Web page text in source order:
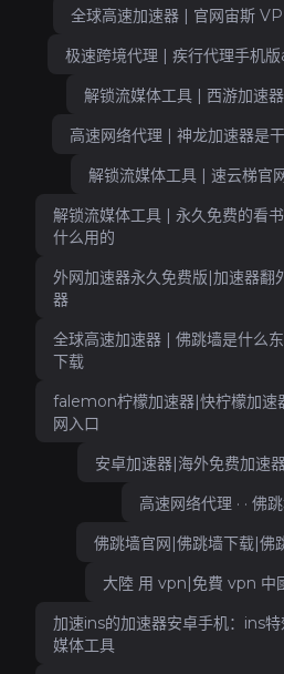
全球高速加速器 | 官网宙斯
极速跨境代理 | 疾行代理手机
解锁流媒体工具 | 西游加速
高速网络代理 | 神龙加速器是
解锁流媒体工具 | 速云梯官
解锁流媒体工具 | 永久免费的看
什么用的
外网加速器永久免费版|加速器翻
器
全球高速加速器 | 佛跳墙是什么
下载
falemon柠檬加速器|快柠檬加速
网入口
安卓加速器|海外免费加速
高速网络代理 · · 佛
佛跳墙官网|佛跳墙下载|佛
大陸 用 vpn|免費 vpn 中
加速ins的加速器安卓手机：ins
媒体工具